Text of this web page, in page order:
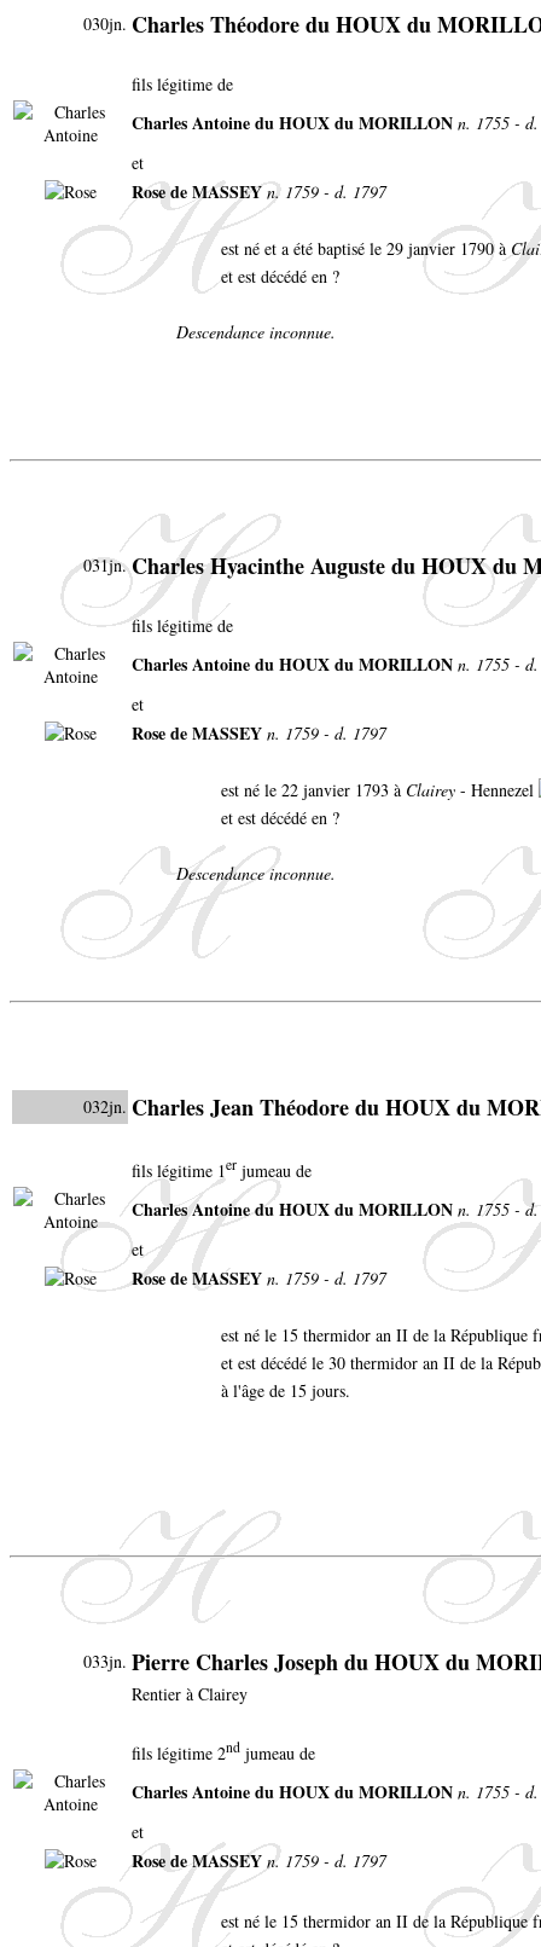
030jn. Charles Théodore du HOUX du
fils légitime de
Charles Antoine du HOUX du MORILLON n. 1755 -
et
Rose de MASSEYn. 1759 - d. 1797
est né et a été baptisé le 29 janvier 1790 à
et est décédé en ?
Descendance inconnue.
031jn. Charles Hyacinthe Auguste du HOUX du
fils légitime de
Charles Antoine du HOUX du MORILLON n. 1755 -
et
Rose de MASSEY n. 1759 - d. 1797
est né le 22 janvier 1793 à Clairey - Hennezel
et est décédé en ?
Descendance inconnue.
032jn. Charles Jean Théodore du HOUX du
fils légitime 1er jumeau de
Charles Antoine du HOUX du MORILLON n. 1755 -
et
Rose de MASSEY n. 1759 - d. 1797
est né le 15 thermidor an II de la République
et est décédé le 30 thermidor an II de la
à l'âge de 15 jours.
033jn. Pierre Charles Joseph du HOUX du
Rentier à Clairey
fils légitime 2nd jumeau de
Charles Antoine du HOUX du MORILLON n. 1755 -
et
Rose de MASSEY n. 1759 - d. 1797
est né le 15 thermidor an II de la République